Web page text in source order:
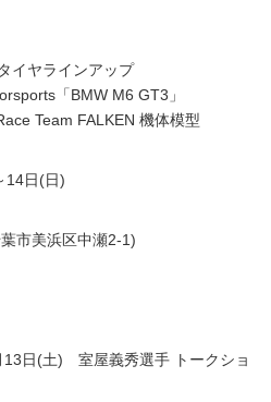
イヤラインアップ
「BMW M6 GT3」
FALKEN 機体模型
14日(日)
市美浜区中瀬2-1)
13日(土) 室屋義秀選手 トークショ